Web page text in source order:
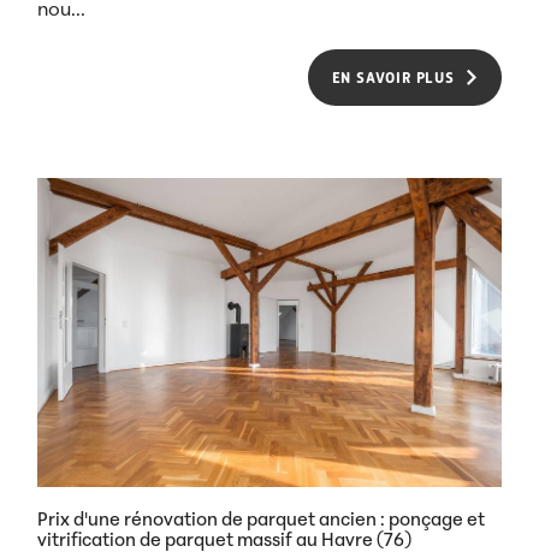
nou...
EN SAVOIR PLUS
Prix d'une rénovation de parquet ancien : ponçage et
vitrification de parquet massif au Havre (76)